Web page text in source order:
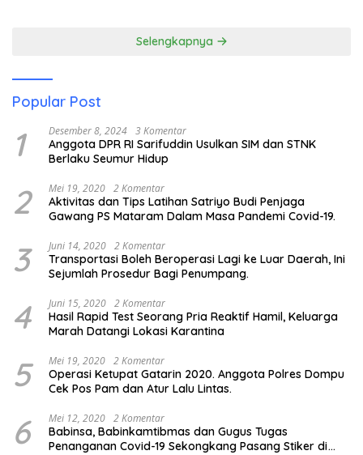
Selengkapnya
Popular Post
1 Desember 8, 2024 3 Komentar
Anggota DPR RI Sarifuddin Usulkan SIM dan STNK
Berlaku Seumur Hidup
2 Mei 19, 2020 2 Komentar
Aktivitas dan Tips Latihan Satriyo Budi Penjaga
Gawang PS Mataram Dalam Masa Pandemi Covid-19.
3 Juni 14, 2020 2 Komentar
Transportasi Boleh Beroperasi Lagi ke Luar Daerah, Ini
Sejumlah Prosedur Bagi Penumpang.
4 Juni 15, 2020 2 Komentar
Hasil Rapid Test Seorang Pria Reaktif Hamil, Keluarga
Marah Datangi Lokasi Karantina
5 Mei 19, 2020 2 Komentar
Operasi Ketupat Gatarin 2020. Anggota Polres Dompu
Cek Pos Pam dan Atur Lalu Lintas.
6 Mei 12, 2020 2 Komentar
Babinsa, Babinkamtibmas dan Gugus Tugas
Penanganan Covid-19 Sekongkang Pasang Stiker di